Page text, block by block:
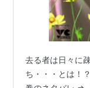
去る者は日々に
ち・・・とは！